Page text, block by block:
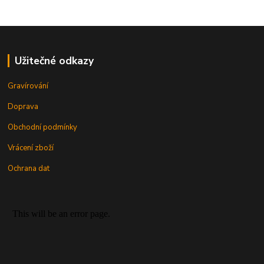
Užitečné odkazy
Gravírování
Doprava
Obchodní podmínky
Vrácení zboží
Ochrana dat